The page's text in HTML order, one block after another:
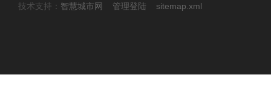
技术支持： 智慧城市网 管理登陆 sitemap.xml